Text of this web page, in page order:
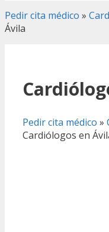
Pedir cita médico »
Ávila
Pedir cita médico »
Cardiólogos en